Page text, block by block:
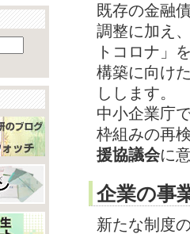
既存の金融
調整に加え
トコロナ」
構築に向け
しします。
中小企業庁
枠組みの再
援協議会に
企業の事
新たな制度